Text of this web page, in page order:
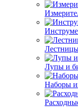
Лупы и
Наборы